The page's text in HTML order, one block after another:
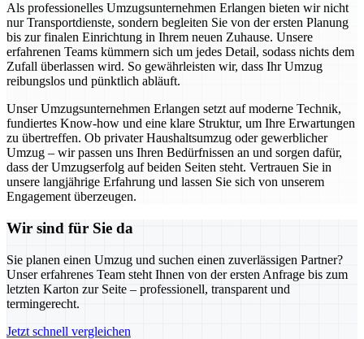
Als professionelles Umzugsunternehmen Erlangen bieten wir nicht
nur Transportdienste, sondern begleiten Sie von der ersten Planung
bis zur finalen Einrichtung in Ihrem neuen Zuhause. Unsere
erfahrenen Teams kümmern sich um jedes Detail, sodass nichts dem
Zufall überlassen wird. So gewährleisten wir, dass Ihr Umzug
reibungslos und pünktlich abläuft.
Unser Umzugsunternehmen Erlangen setzt auf moderne Technik,
fundiertes Know-how und eine klare Struktur, um Ihre Erwartungen
zu übertreffen. Ob privater Haushaltsumzug oder gewerblicher
Umzug – wir passen uns Ihren Bedürfnissen an und sorgen dafür,
dass der Umzugserfolg auf beiden Seiten steht. Vertrauen Sie in
unsere langjährige Erfahrung und lassen Sie sich von unserem
Engagement überzeugen.
Wir sind für Sie da
Sie planen einen Umzug und suchen einen zuverlässigen Partner?
Unser erfahrenes Team steht Ihnen von der ersten Anfrage bis zum
letzten Karton zur Seite – professionell, transparent und
termingerecht.
Jetzt schnell vergleichen